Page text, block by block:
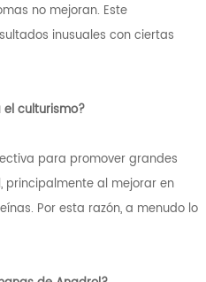
no mejoran. Este
inusuales con ciertas
culturismo?
para promover grandes
al mejorar en
Por esta razón, a menudo lo